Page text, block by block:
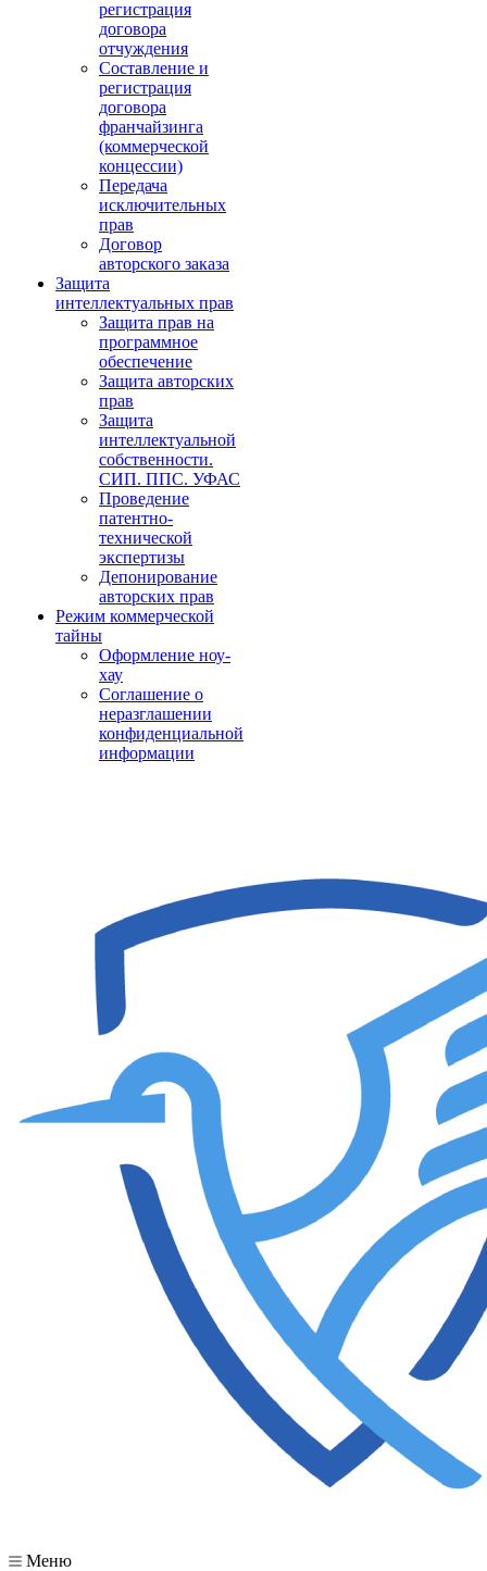
регистрация
договора
отчуждения
Составление и
регистрация
договора
франчайзинга
(коммерческой
концессии)
Передача
исключительных
прав
Договор
авторского заказа
Защита
интеллектуальных прав
Защита прав на
программное
обеспечение
Защита авторских
прав
Защита
интеллектуальной
собственности.
СИП. ППС. УФАС
Проведение
патентно-
технической
экспертизы
Депонирование
авторских прав
Режим коммерческой
тайны
Оформление ноу-
хау
Соглашение о
неразглашении
конфиденциальной
информации
Меню